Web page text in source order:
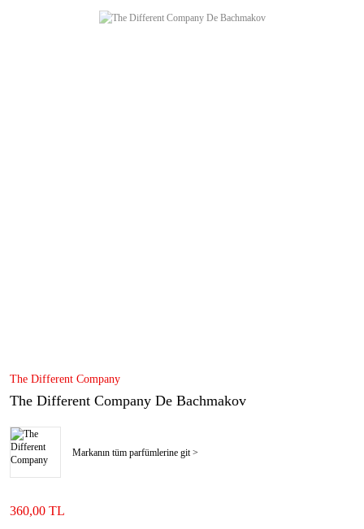
The Different Company
The Different Company De Bachmakov
Markanın tüm parfümlerine git >
360,00 TL